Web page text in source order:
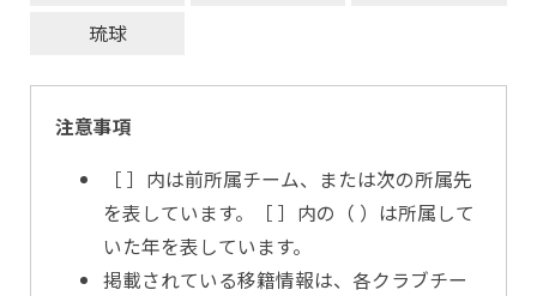
琉球
注意事項
［ ］内は前所属チーム、または次の所属先
を表しています。［ ］内の（ ）は所属して
いた年を表しています。
掲載されている移籍情報は、各クラブチー